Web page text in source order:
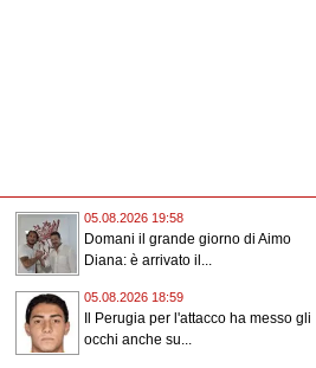
05.08.2026 19:58
Domani il grande giorno di Aimo
Diana: è arrivato il...
05.08.2026 18:59
Il Perugia per l'attacco ha messo gli
occhi anche su...